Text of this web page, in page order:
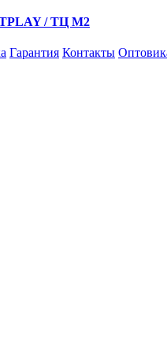
/ ТЦ М2
Гарантия Контакты